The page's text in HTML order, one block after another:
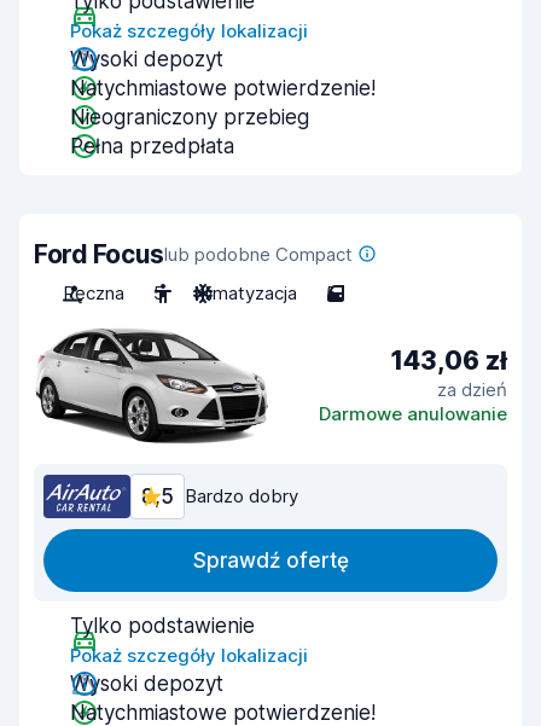
Pokaż szczegóły lokalizacji
Wysoki depozyt
Natychmiastowe potwierdzenie!
Nieograniczony przebieg
Pełna przedpłata
Ford Focuslub podobne Compact
Ręczna
5 Klimatyzacja 5
143,06 zł
za dzień
Darmowe anulowanie
8,5 Bardzo dobry
Sprawdź ofertę
Tylko podstawienie
Pokaż szczegóły lokalizacji
Wysoki depozyt
Natychmiastowe potwierdzenie!